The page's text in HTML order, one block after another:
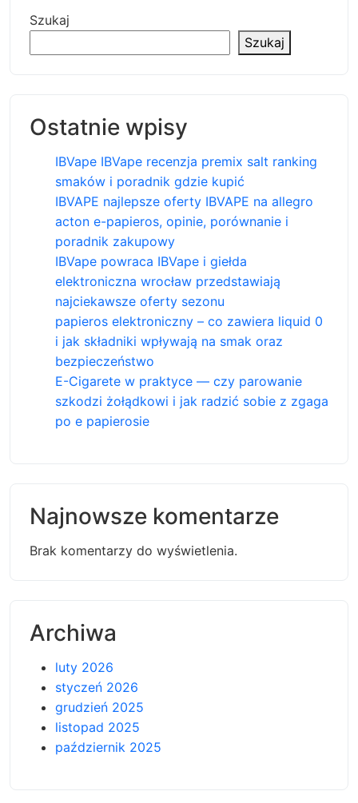
Szukaj
Szukaj
Ostatnie wpisy
IBVape IBVape recenzja premix salt ranking
smaków i poradnik gdzie kupić
IBVAPE najlepsze oferty IBVAPE na allegro
acton e-papieros, opinie, porównanie i
poradnik zakupowy
IBVape powraca IBVape i giełda
elektroniczna wrocław przedstawiają
najciekawsze oferty sezonu
papieros elektroniczny – co zawiera liquid 0
i jak składniki wpływają na smak oraz
bezpieczeństwo
E-Cigarete w praktyce — czy parowanie
szkodzi żołądkowi i jak radzić sobie z zgaga
po e papierosie
Najnowsze komentarze
Brak komentarzy do wyświetlenia.
Archiwa
luty 2026
styczeń 2026
grudzień 2025
listopad 2025
październik 2025